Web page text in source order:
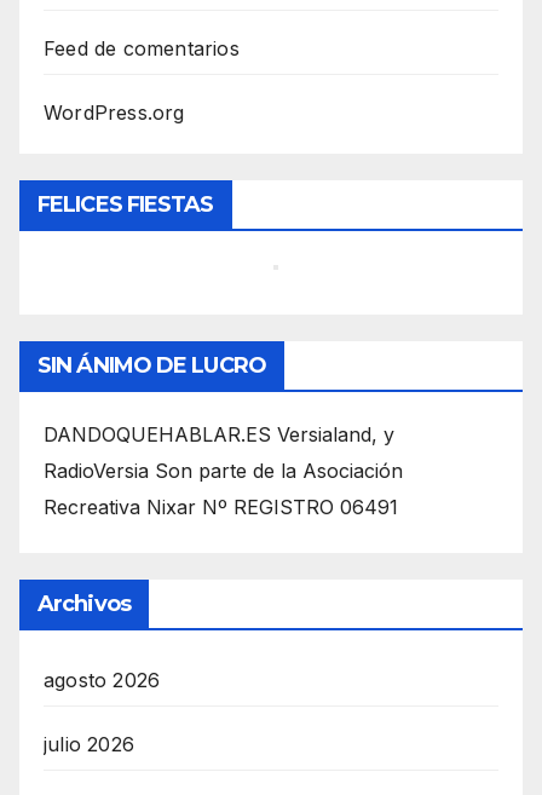
Feed de comentarios
WordPress.org
FELICES FIESTAS
SIN ÁNIMO DE LUCRO
DANDOQUEHABLAR.ES Versialand, y
RadioVersia Son parte de la Asociación
Recreativa Nixar Nº REGISTRO 06491
Archivos
agosto 2026
julio 2026